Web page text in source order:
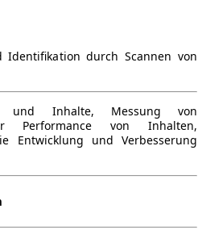
Identifikation durch Scannen von
und Inhalte, Messung von
Performance von Inhalten,
Entwicklung und Verbesserung